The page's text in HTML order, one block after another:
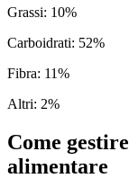
Grassi: 10%
Carboidrati: 52%
Fibra: 11%
Altri: 2%
Come
alimentare